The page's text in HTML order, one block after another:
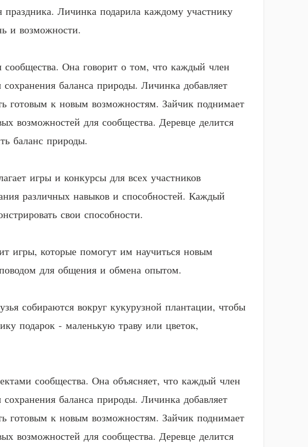
праздника. Личинка подарила каждому участнику
и возможности.
Она говорит о том, что каждый член
баланса природы. Личинка добавляет
к новым возможностям. Зайчик поднимает
возможностей для сообщества. Деревце делится
баланс природы.
игры и конкурсы для всех участников
различных навыков и способностей. Каждый
свои способности.
игры, которые помогут им научиться новым
для общения и обмена опытом.
собираются вокруг кукурузной плантации, чтобы
подарок - маленькую траву или цветок,
сообщества. Она объясняет, что каждый член
баланса природы. Личинка добавляет
к новым возможностям. Зайчик поднимает
возможностей для сообщества. Деревце делится